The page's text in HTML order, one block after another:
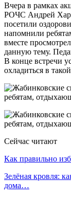
Вчера в рамках
РОЧС Андрей
посетили
напомнили
вместе
данную тему.
В конце встречи
охладиться в
Сейчас читают
Как правильно
Зелёная кровля:
дома…